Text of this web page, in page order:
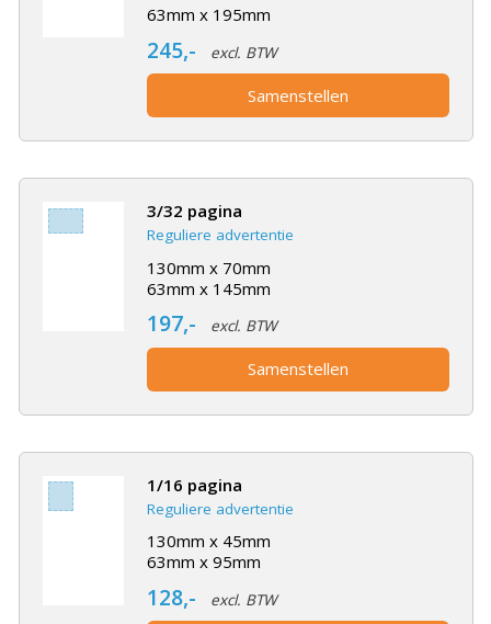
63mm x 195mm
245,- excl. BTW
Samenstellen
3/32 pagina
Reguliere advertentie
130mm x 70mm
63mm x 145mm
197,- excl. BTW
Samenstellen
1/16 pagina
Reguliere advertentie
130mm x 45mm
63mm x 95mm
128,- excl. BTW